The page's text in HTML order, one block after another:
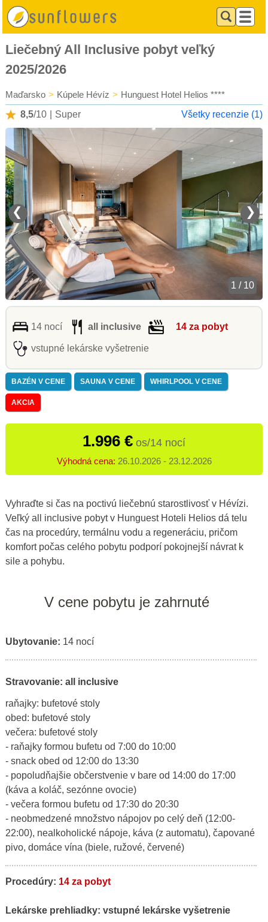
Liečebný All Inclusive pobyt veľký
2025/2026
Maďarsko > Kúpele Hévíz > Hunguest Hotel Helios ****
8,5/10 Super Všetky recenzie (1)
❮ ❯
1 / 10
14 nocí all inclusive 14 za pobyt
vstupné lekárske vyšetrenie
BAZÉN V CENE SAUNA V CENE WHIRLPOOL V CENE
AKCIA
1.996 € os/14 nocí
Výhodná cena: 26.10.2026 - 23.12.2026
Vyhraďte si čas na poctivú liečebnú starostlivosť v Hévízi.
Veľký all inclusive pobyt v Hunguest Hoteli Helios dá telu
čas na procedúry, termálnu vodu a regeneráciu, pričom
komfort počas celého pobytu podporí pokojnejší návrat k
sile a pohybu.
V cene pobytu je zahrnuté
Ubytovanie: 14 nocí
Stravovanie: all inclusive
raňajky: bufetové stoly
obed: bufetové stoly
večera: bufetové stoly
- raňajky formou bufetu od 7:00 do 10:00
- snack obed od 12:00 do 13:30
- popoludňajšie občerstvenie v bare od 14:00 do 17:00
(káva a koláč, sezónne ovocie)
- večera formou bufetu od 17:30 do 20:30
- neobmedzené množstvo nápojov po celý deň (12:00-
22:00), nealkoholické nápoje, káva (z automatu), čapované
pivo, domáce vína (biele, ružové, červené)
Procedúry: 14 za pobyt
Lekárske prehliadky: vstupné lekárske vyšetrenie